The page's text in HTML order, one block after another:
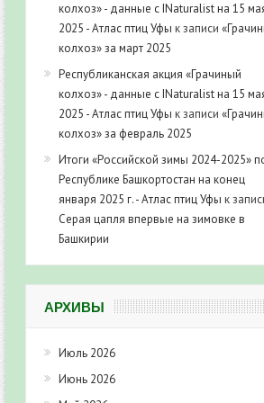
колхоз» - данные с INaturalist на 15
2025 - Атлас птиц Уфы к записи
колхоз» за март 2025
Республиканская акция «Грачиный
колхоз» - данные с INaturalist на 15
2025 - Атлас птиц Уфы к записи
колхоз» за февраль 2025
Итоги «Российской зимы 2024-2025»
Республике Башкортостан на конец
января 2025 г. - Атлас птиц Уфы к
Серая цапля впервые на зимовке в
Башкирии
АРХИВЫ
Июль 2026
Июнь 2026